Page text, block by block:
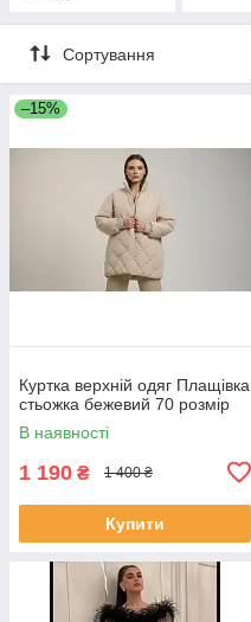
Сортування
–15%
Куртка верхній одяг Плащівка
стьожка бежевий 70 розмір
В наявності
1 190 ₴ 1 400 ₴
Купити